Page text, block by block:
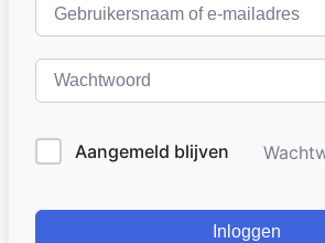
Aangemeld blijven
Inloggen